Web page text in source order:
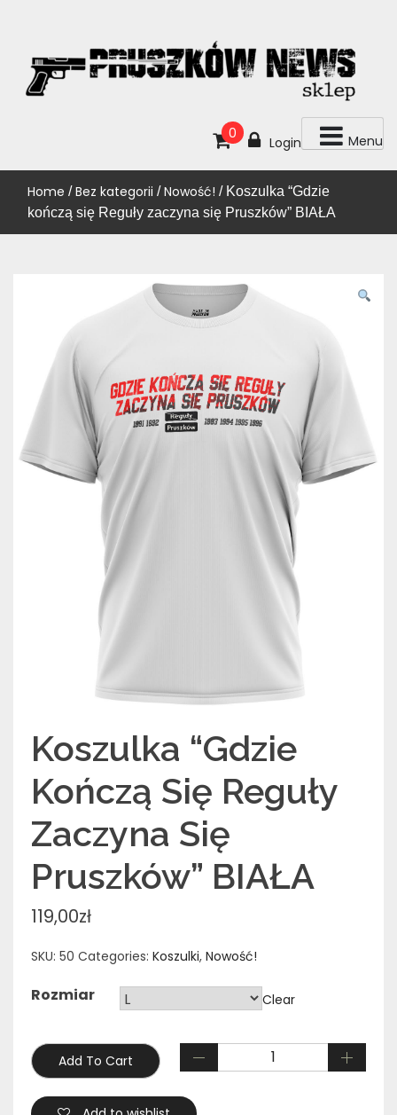
Menu
0
Login
Home /Bez kategorii /Nowość! / Koszulka “Gdzie
kończą się Reguły zaczyna się Pruszków” BIAŁA
Koszulka “Gdzie
Kończą Się Reguły
Zaczyna Się
Pruszków” BIAŁA
119,00zł
SKU: 50 Categories: Koszulki, Nowość!
Rozmiar Clear
Add To Cart